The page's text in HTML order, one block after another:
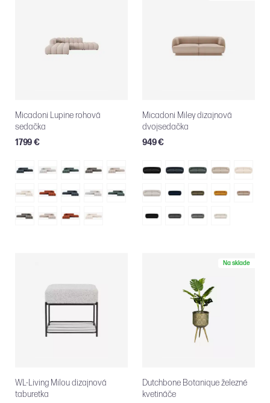
Micadoni Lupine rohová
sedačka
1799 €
Micadoni Miley dizajnová
dvojsedačka
949 €
WL-Living Milou dizajnová
taburetka
Na sklade
Dutchbone Botanique železné
kvetináče